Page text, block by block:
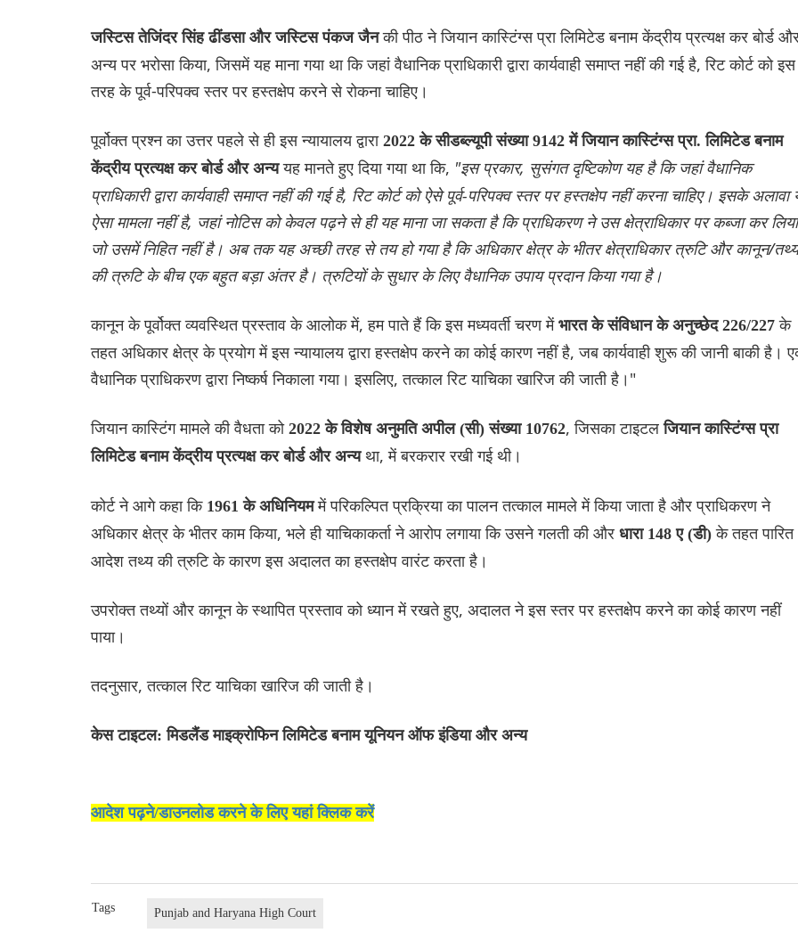
जस्टिस तेजिंदर सिंह ढींडसा और जस्टिस पंकज जैनकी पीठ ने जियान कास्टिंग्स प्रा लिमिटेड बनाम केंद्रीय प्रत्यक्ष कर बोर्ड
अन्य पर भरोसा किया, जिसमें यह माना गया था कि जहां वैधानिक प्राधिकारी द्वारा कार्यवाही समाप्त नहीं की गई है, रिट कोर्ट को इस
तरह के पूर्व-परिपक्व स्तर पर हस्तक्षेप करने से रोकना चाहिए।
पूर्वोक्त प्रश्न का उत्तर पहले से ही इस न्यायालय द्वारा 2022 के सीडब्ल्यूपी संख्या 9142 में जियान कास्टिंग्स प्रा. लिमिटेड बनाम
केंद्रीय प्रत्यक्ष कर बोर्ड और अन्ययह मानते हुए दिया गया था कि, "इस प्रकार, सुसंगत दृष्टिकोण यह है कि जहां वैधानिक
प्राधिकारी द्वारा कार्यवाही समाप्त नहीं की गई है, रिट कोर्ट को ऐसे पूर्व-परिपक्व स्तर पर हस्तक्षेप नहीं करना चाहिए। इसके अलावा
ऐसा मामला नहीं है, जहां नोटिस को केवल पढ़ने से ही यह माना जा सकता है कि प्राधिकरण ने उस क्षेत्राधिकार पर कब्जा कर
जो उसमें निहित नहीं है। अब तक यह अच्छी तरह से तय हो गया है कि अधिकार क्षेत्र के भीतर क्षेत्राधिकार त्रुटि और कानून/तथ्य
की त्रुटि के बीच एक बहुत बड़ा अंतर है। त्रुटियों के सुधार के लिए वैधानिक उपाय प्रदान किया गया है।
कानून के पूर्वोक्त व्यवस्थित प्रस्ताव के आलोक में, हम पाते हैं कि इस मध्यवर्ती चरण में भारत के संविधान के अनुच्छेद 226/227के
तहत अधिकार क्षेत्र के प्रयोग में इस न्यायालय द्वारा हस्तक्षेप करने का कोई कारण नहीं है, जब कार्यवाही शुरू की जानी बाकी है।
वैधानिक प्राधिकरण द्वारा निष्कर्ष निकाला गया। इसलिए, तत्काल रिट याचिका खारिज की जाती है।"
जियान कास्टिंग मामले की वैधता को 2022 के विशेष अनुमति अपील (सी) संख्या 10762, जिसका टाइटलजियान कास्टिंग्स प्रा
लिमिटेड बनाम केंद्रीय प्रत्यक्ष कर बोर्ड और अन्य था, में बरकरार रखी गई थी।
कोर्ट ने आगे कहा कि 1961 के अधिनियममें परिकल्पित प्रक्रिया का पालन तत्काल मामले में किया जाता है और प्राधिकरण ने
अधिकार क्षेत्र के भीतर काम किया, भले ही याचिकाकर्ता ने आरोप लगाया कि उसने गलती की और धारा 148 ए (डी)के तहत पारित
आदेश तथ्य की त्रुटि के कारण इस अदालत का हस्तक्षेप वारंट करता है।
उपरोक्त तथ्यों और कानून के स्थापित प्रस्ताव को ध्यान में रखते हुए, अदालत ने इस स्तर पर हस्तक्षेप करने का कोई कारण नहीं
पाया।
तदनुसार, तत्काल रिट याचिका खारिज की जाती है।
केस टाइटल: मिडलैंड माइक्रोफिन लिमिटेड बनाम यूनियन ऑफ इंडिया और अन्य
आदेश पढ़ने/डाउनलोड करने के लिए यहां क्लिक करें
Tags Punjab and Haryana High Court